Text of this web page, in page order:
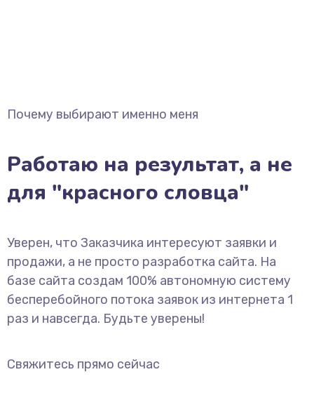
Почему выбирают именно меня
Работаю на результат, а не
для "красного словца"
Уверен, что Заказчика интересуют заявки и
продажи, а не просто разработка сайта. На
базе сайта создам 100% автономную систему
бесперебойного потока заявок из интернета 1
раз и навсегда. Будьте уверены!
Свяжитесь прямо сейчас